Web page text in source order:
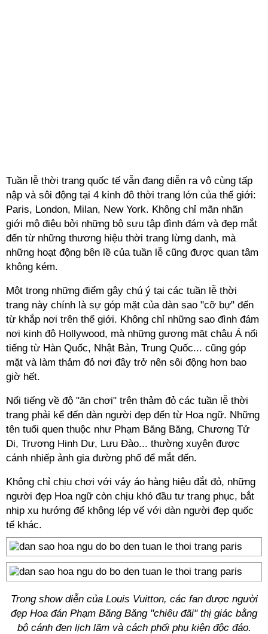
Tuần lễ thời trang quốc tế vẫn đang diễn ra vô cùng tấp
nập và sôi động tại 4 kinh đô thời trang lớn của thế giới:
Paris, London, Milan, New York. Không chỉ mãn nhãn
giới mộ điệu bởi những bộ sưu tập đình đám và đẹp mắt
đến từ những thương hiệu thời trang lừng danh, mà
những hoạt động bên lề của tuần lễ cũng được quan tâm
không kém.
Một trong những điểm gây chú ý tại các tuần lễ thời
trang này chính là sự góp mặt của dàn sao "cỡ bự" đến
từ khắp nơi trên thế giới. Không chỉ những sao đình đám
nơi kinh đô Hollywood, mà những gương mặt châu Á nổi
tiếng từ Hàn Quốc, Nhật Bản, Trung Quốc... cũng góp
mặt và làm thảm đỏ nơi đây trở nên sôi động hơn bao
giờ hết.
Nổi tiếng về độ "ăn chơi" trên thảm đỏ các tuần lễ thời
trang phải kể đến dàn người đẹp đến từ Hoa ngữ. Những
tên tuổi quen thuộc như Phạm Băng Băng, Chương Tử
Di, Trương Hinh Dư, Lưu Đào... thường xuyên được
cánh nhiếp ảnh gia đường phố để mắt đến.
Không chỉ chịu chơi với váy áo hàng hiệu đắt đỏ, những
người đẹp Hoa ngữ còn chịu khó đầu tư trang phục, bắt
nhịp xu hướng để không lép vế với dàn người đẹp quốc
tế khác.
Trong show diễn của Louis Vuitton, các fan được người
đẹp Hoa đán Phạm Băng Băng "chiêu đãi" thị giác bằng
bộ cánh đen lịch lãm và cách phối phụ kiện độc đáo.